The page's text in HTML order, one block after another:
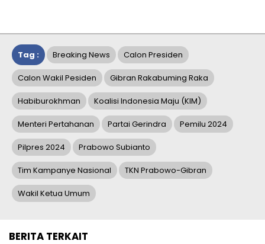
Tag : Breaking News Calon Presiden
Calon Wakil Pesiden Gibran Rakabuming Raka
Habiburokhman Koalisi Indonesia Maju (KIM)
Menteri Pertahanan Partai Gerindra Pemilu 2024
Pilpres 2024 Prabowo Subianto
Tim Kampanye Nasional TKN Prabowo-Gibran
Wakil Ketua Umum
BERITA TERKAIT